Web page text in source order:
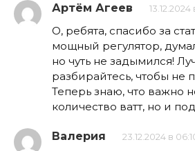
Артём Агеев
О, ребята, спасибо за
мощный регулятор,
но чуть не задымился!
разбирайтесь, чтобы не
Теперь знаю, что важно
количество ватт, но и
Валерия 23.12.2024 в